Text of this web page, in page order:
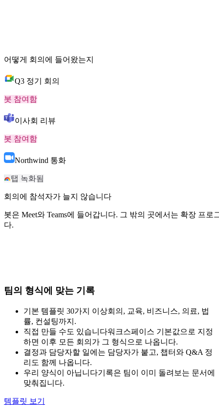
어떻게 회의에 들어왔는지
Q3 정기 회의
봇 참여함
이사회 리뷰
봇 참여함
Northwind 통화
탭 녹화됨
회의에 참석자가 늘지 않습니다
봇은 Meet와 Teams에 들어갑니다. 그 밖의 곳에서는 확장 프로
다.
팀의 형식에 맞는 기록
기본 템플릿 30가지 이상회의, 교육, 비즈니스, 의료, 법
률, 컨설팅까지.
직접 만들 수도 있습니다워크스페이스 기본값으로 지정
하면 이후 모든 회의가 그 형식으로 나옵니다.
결정과 담당자할 일에는 담당자가 붙고, 챕터와 Q&A 정
리도 함께 나옵니다.
우리 양식이 아닙니다기록은 팀이 이미 돌려보는 문서에
맞춰집니다.
템플릿 보기